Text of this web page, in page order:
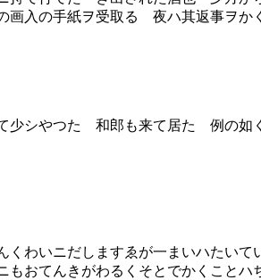
入の手紙ヲ受取る 夜ハ其返事ヲか
シやつた 和郎も来て居た 例の如
ニだしますゑが一まいハたいて
おてんきがわるくそとでかくこと